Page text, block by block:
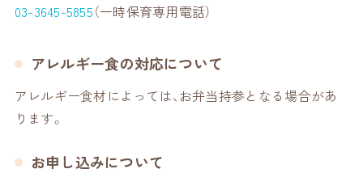
03-3645-5855（一時保育専用電話）
アレルギー食の対応について
アレルギー食材によっては、お弁当持参となる場合があ
ります。
お申し込みについて